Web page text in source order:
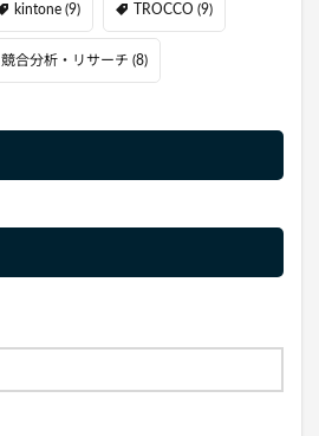
kintone (9) TROCCO (9)
競合分析・リサーチ (8)